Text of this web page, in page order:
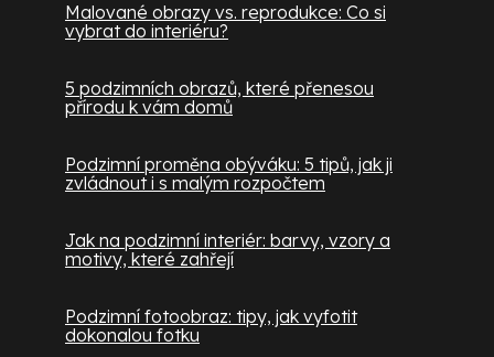
Malované obrazy vs. reprodukce: Co si
vybrat do interiéru?
5 podzimních obrazů, které přenesou
přírodu k vám domů
Podzimní proměna obýváku: 5 tipů, jak ji
zvládnout i s malým rozpočtem
Jak na podzimní interiér: barvy, vzory a
motivy, které zahřejí
Podzimní fotoobraz: tipy, jak vyfotit
dokonalou fotku